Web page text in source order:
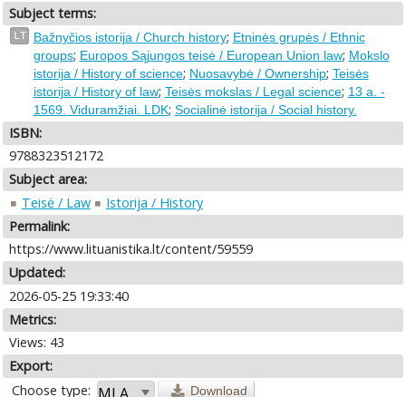
Subject terms:
LT Bažnyčios istorija / Church history; Etninės grupės / Ethnic
groups; Europos Sąjungos teisė / European Union law; Mokslo
istorija / History of science; Nuosavybė / Ownership; Teisės
istorija / History of law; Teisės mokslas / Legal science; 13 a. -
1569. Viduramžiai. LDK; Socialinė istorija / Social history.
ISBN:
9788323512172
Subject area:
Teisė / Law
Istorija / History
Permalink:
https://www.lituanistika.lt/content/59559
Updated:
2026-05-25 19:33:40
Metrics:
Views: 43
Export:
Choose type:
Download